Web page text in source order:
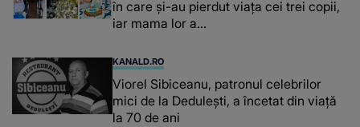
în care și-au pierdut viața cei trei copii,
iar mama lor a…
KANALD.RO
Viorel Sibiceanu, patronul celebrilor
mici de la Dedulești, a încetat din viață
la 70 de ani